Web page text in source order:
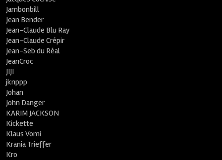
Jambonbill
Jean Bender
Jean-Claude Blu Ray
Jean-Claude Crépir
Jean-Seb du Réal
JeanCroc
JIJI
jknppp
Johan
John Danger
KARIM JACKSON
Kickette
Klaus Vomi
Krania Trieffer
Kro